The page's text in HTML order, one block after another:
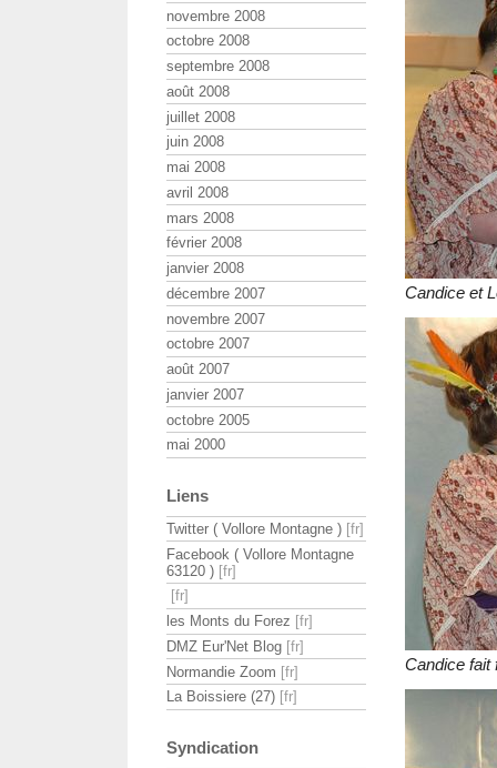
Candice et
Candice fait
novembre 2008
octobre 2008
septembre 2008
août 2008
juillet 2008
juin 2008
mai 2008
avril 2008
mars 2008
février 2008
janvier 2008
décembre 2007
novembre 2007
octobre 2007
août 2007
janvier 2007
octobre 2005
mai 2000
Liens
Twitter ( Vollore Montagne )
Facebook ( Vollore Montagne
63120 )
les Monts du Forez
DMZ Eur'Net Blog
Normandie Zoom
La Boissiere (27)
Syndication